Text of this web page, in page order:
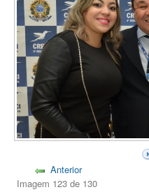
Anterior
Imagem 123 de 130